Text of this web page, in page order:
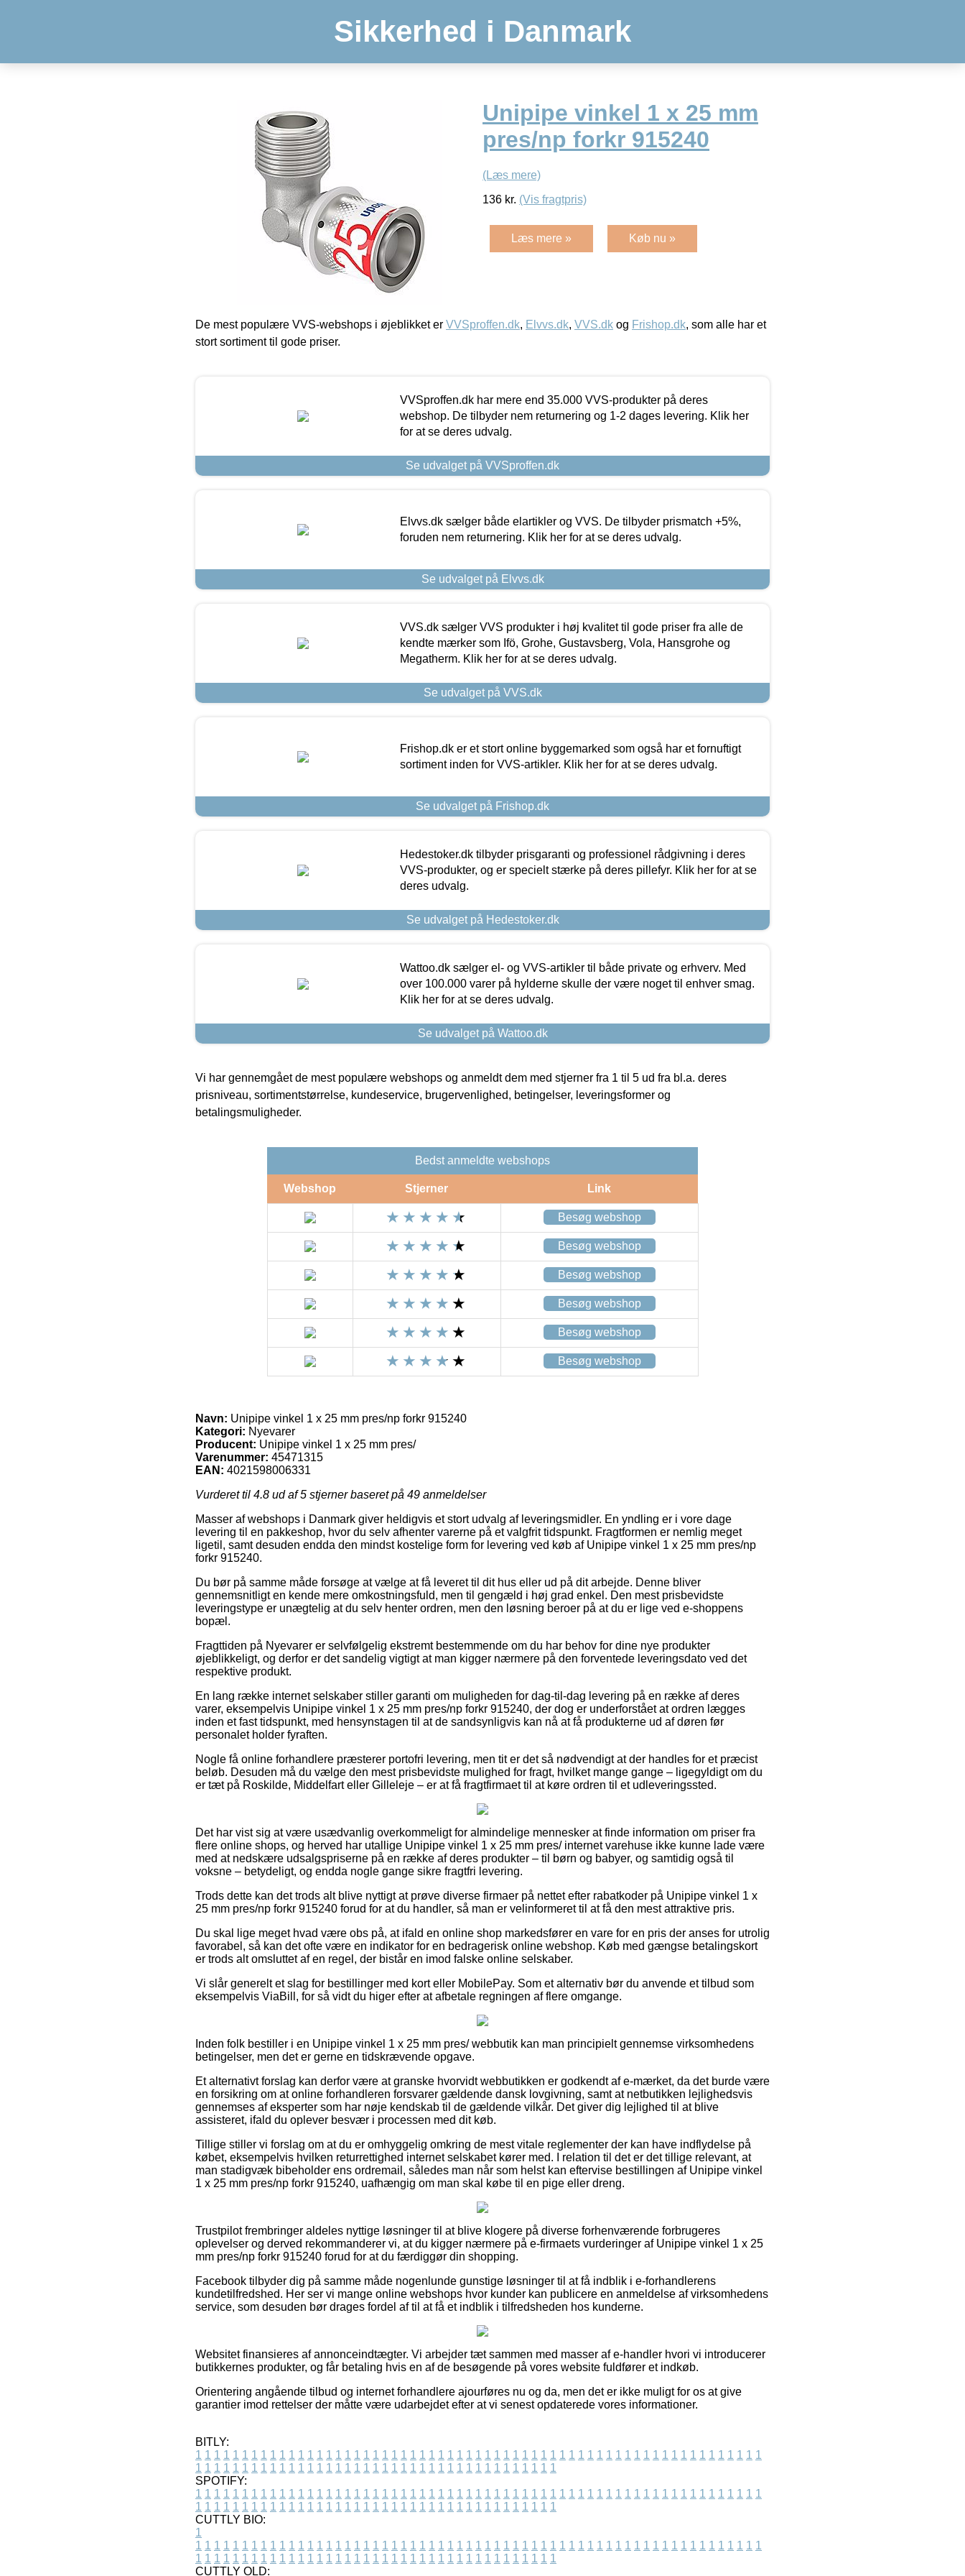
Sikkerhed i Danmark
Unipipe vinkel 1 x 25 mm
pres/np forkr 915240
(Læs mere)
136 kr. (Vis fragtpris)
Læs mere » Køb nu »
De mest populære VVS-webshops i øjeblikket er VVSproffen.dk, Elvvs.dk, VVS.dk og Frishop.dk, som alle har et
stort sortiment til gode priser.
VVSproffen.dk har mere end 35.000 VVS-produkter på deres
webshop. De tilbyder nem returnering og 1-2 dages levering. Klik her
for at se deres udvalg.
Se udvalget på VVSproffen.dk
Elvvs.dk sælger både elartikler og VVS. De tilbyder prismatch +5%,
foruden nem returnering. Klik her for at se deres udvalg.
Se udvalget på Elvvs.dk
VVS.dk sælger VVS produkter i høj kvalitet til gode priser fra alle de
kendte mærker som Ifö, Grohe, Gustavsberg, Vola, Hansgrohe og
Megatherm. Klik her for at se deres udvalg.
Se udvalget på VVS.dk
Frishop.dk er et stort online byggemarked som også har et fornuftigt
sortiment inden for VVS-artikler. Klik her for at se deres udvalg.
Se udvalget på Frishop.dk
Hedestoker.dk tilbyder prisgaranti og professionel rådgivning i deres
VVS-produkter, og er specielt stærke på deres pillefyr. Klik her for at se
deres udvalg.
Se udvalget på Hedestoker.dk
Wattoo.dk sælger el- og VVS-artikler til både private og erhverv. Med
over 100.000 varer på hylderne skulle der være noget til enhver smag.
Klik her for at se deres udvalg.
Se udvalget på Wattoo.dk
Vi har gennemgået de mest populære webshops og anmeldt dem med stjerner fra 1 til 5 ud fra bl.a. deres
prisniveau, sortimentstørrelse, kundeservice, brugervenlighed, betingelser, leveringsformer og
betalingsmuligheder.
Bedst anmeldte webshops
Webshop Stjerner Link
Besøg webshop
Besøg webshop
Besøg webshop
Besøg webshop
Besøg webshop
Besøg webshop
Navn: Unipipe vinkel 1 x 25 mm pres/np forkr 915240
Kategori: Nyevarer
Producent: Unipipe vinkel 1 x 25 mm pres/
Varenummer: 45471315
EAN: 4021598006331
Vurderet til 4.8 ud af 5 stjerner baseret på 49 anmeldelser
Masser af webshops i Danmark giver heldigvis et stort udvalg af leveringsmidler. En yndling er i vore dage
levering til en pakkeshop, hvor du selv afhenter varerne på et valgfrit tidspunkt. Fragtformen er nemlig meget
ligetil, samt desuden endda den mindst kostelige form for levering ved køb af Unipipe vinkel 1 x 25 mm pres/np
forkr 915240.
Du bør på samme måde forsøge at vælge at få leveret til dit hus eller ud på dit arbejde. Denne bliver
gennemsnitligt en kende mere omkostningsfuld, men til gengæld i høj grad enkel. Den mest prisbevidste
leveringstype er unægtelig at du selv henter ordren, men den løsning beroer på at du er lige ved e-shoppens
bopæl.
Fragttiden på Nyevarer er selvfølgelig ekstremt bestemmende om du har behov for dine nye produkter
øjeblikkeligt, og derfor er det sandelig vigtigt at man kigger nærmere på den forventede leveringsdato ved det
respektive produkt.
En lang række internet selskaber stiller garanti om muligheden for dag-til-dag levering på en række af deres
varer, eksempelvis Unipipe vinkel 1 x 25 mm pres/np forkr 915240, der dog er underforstået at ordren lægges
inden et fast tidspunkt, med hensynstagen til at de sandsynligvis kan nå at få produkterne ud af døren før
personalet holder fyraften.
Nogle få online forhandlere præsterer portofri levering, men tit er det så nødvendigt at der handles for et præcist
beløb. Desuden må du vælge den mest prisbevidste mulighed for fragt, hvilket mange gange – ligegyldigt om du
er tæt på Roskilde, Middelfart eller Gilleleje – er at få fragtfirmaet til at køre ordren til et udleveringssted.
Det har vist sig at være usædvanlig overkommeligt for almindelige mennesker at finde information om priser fra
flere online shops, og herved har utallige Unipipe vinkel 1 x 25 mm pres/ internet varehuse ikke kunne lade være
med at nedskære udsalgspriserne på en række af deres produkter – til børn og babyer, og samtidig også til
voksne – betydeligt, og endda nogle gange sikre fragtfri levering.
Trods dette kan det trods alt blive nyttigt at prøve diverse firmaer på nettet efter rabatkoder på Unipipe vinkel 1 x
25 mm pres/np forkr 915240 forud for at du handler, så man er velinformeret til at få den mest attraktive pris.
Du skal lige meget hvad være obs på, at ifald en online shop markedsfører en vare for en pris der anses for utrolig
favorabel, så kan det ofte være en indikator for en bedragerisk online webshop. Køb med gængse betalingskort
er trods alt omsluttet af en regel, der bistår en imod falske online selskaber.
Vi slår generelt et slag for bestillinger med kort eller MobilePay. Som et alternativ bør du anvende et tilbud som
eksempelvis ViaBill, for så vidt du higer efter at afbetale regningen af flere omgange.
Inden folk bestiller i en Unipipe vinkel 1 x 25 mm pres/ webbutik kan man principielt gennemse virksomhedens
betingelser, men det er gerne en tidskrævende opgave.
Et alternativt forslag kan derfor være at granske hvorvidt webbutikken er godkendt af e-mærket, da det burde være
en forsikring om at online forhandleren forsvarer gældende dansk lovgivning, samt at netbutikken lejlighedsvis
gennemses af eksperter som har nøje kendskab til de gældende vilkår. Det giver dig lejlighed til at blive
assisteret, ifald du oplever besvær i processen med dit køb.
Tillige stiller vi forslag om at du er omhyggelig omkring de mest vitale reglementer der kan have indflydelse på
købet, eksempelvis hvilken returrettighed internet selskabet kører med. I relation til det er det tillige relevant, at
man stadigvæk bibeholder ens ordremail, således man når som helst kan eftervise bestillingen af Unipipe vinkel
1 x 25 mm pres/np forkr 915240, uafhængig om man skal købe til en pige eller dreng.
Trustpilot frembringer aldeles nyttige løsninger til at blive klogere på diverse forhenværende forbrugeres
oplevelser og derved rekommanderer vi, at du kigger nærmere på e-firmaets vurderinger af Unipipe vinkel 1 x 25
mm pres/np forkr 915240 forud for at du færdiggør din shopping.
Facebook tilbyder dig på samme måde nogenlunde gunstige løsninger til at få indblik i e-forhandlerens
kundetilfredshed. Her ser vi mange online webshops hvor kunder kan publicere en anmeldelse af virksomhedens
service, som desuden bør drages fordel af til at få et indblik i tilfredsheden hos kunderne.
Websitet finansieres af annonceindtægter. Vi arbejder tæt sammen med masser af e-handler hvori vi introducerer
butikkernes produkter, og får betaling hvis en af de besøgende på vores website fuldfører et indkøb.
Orientering angående tilbud og internet forhandlere ajourføres nu og da, men det er ikke muligt for os at give
garantier imod rettelser der måtte være udarbejdet efter at vi senest opdaterede vores informationer.
BITLY:
1 1 1 1 1 1 1 1 1 1 1 1 1 1 1 1 1 1 1 1 1 1 1 1 1 1 1 1 1 1 1 1 1 1 1 1 1 1 1 1 1 1 1 1 1 1 1 1 1 1 1 1 1 1 1 1 1 1 1 1 1
1 1 1 1 1 1 1 1 1 1 1 1 1 1 1 1 1 1 1 1 1 1 1 1 1 1 1 1 1 1 1 1 1 1 1 1 1 1 1
SPOTIFY:
1 1 1 1 1 1 1 1 1 1 1 1 1 1 1 1 1 1 1 1 1 1 1 1 1 1 1 1 1 1 1 1 1 1 1 1 1 1 1 1 1 1 1 1 1 1 1 1 1 1 1 1 1 1 1 1 1 1 1 1 1
1 1 1 1 1 1 1 1 1 1 1 1 1 1 1 1 1 1 1 1 1 1 1 1 1 1 1 1 1 1 1 1 1 1 1 1 1 1 1
CUTTLY BIO:
1
1 1 1 1 1 1 1 1 1 1 1 1 1 1 1 1 1 1 1 1 1 1 1 1 1 1 1 1 1 1 1 1 1 1 1 1 1 1 1 1 1 1 1 1 1 1 1 1 1 1 1 1 1 1 1 1 1 1 1 1 1
1 1 1 1 1 1 1 1 1 1 1 1 1 1 1 1 1 1 1 1 1 1 1 1 1 1 1 1 1 1 1 1 1 1 1 1 1 1 1
CUTTLY OLD: